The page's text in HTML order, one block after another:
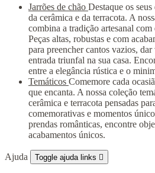
Jarrões de chão Destaque os
da cerâmica e da terracota. A
combina a tradição artesanal
Peças altas, robustas e com
para preencher cantos vazios,
entrada triunfal na sua casa.
entre a elegância rústica e o
Temáticos Comemore cada
que encanta. A nossa coleção
cerâmica e terracota pensadas
comemorativas e momentos
prendas românticas, encontre
acabamentos únicos.
Ajuda Toggle ajuda links 